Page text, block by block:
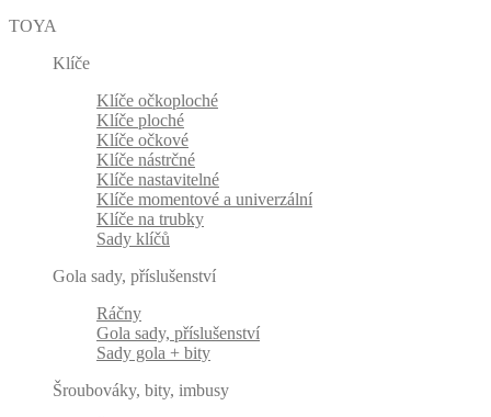
TOYA
Klíče
Klíče očkoploché
Klíče ploché
Klíče očkové
Klíče nástrčné
Klíče nastavitelné
Klíče momentové a univerzální
Klíče na trubky
Sady klíčů
Gola sady, příslušenství
Ráčny
Gola sady, příslušenství
Sady gola + bity
Šroubováky, bity, imbusy